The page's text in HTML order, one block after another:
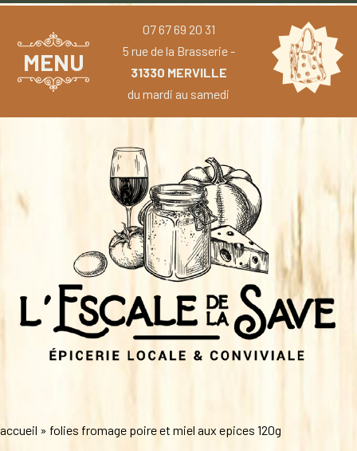
MENU
07 67 69 20 31
5 rue de la Brasserie -
31330 MERVILLE
du mardi au samedi
accueil » folies fromage poire et miel aux epices 120g